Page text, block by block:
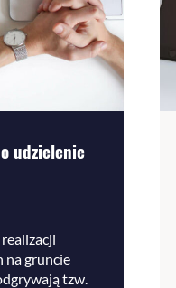
udzielenie
na gruncie
tzw.